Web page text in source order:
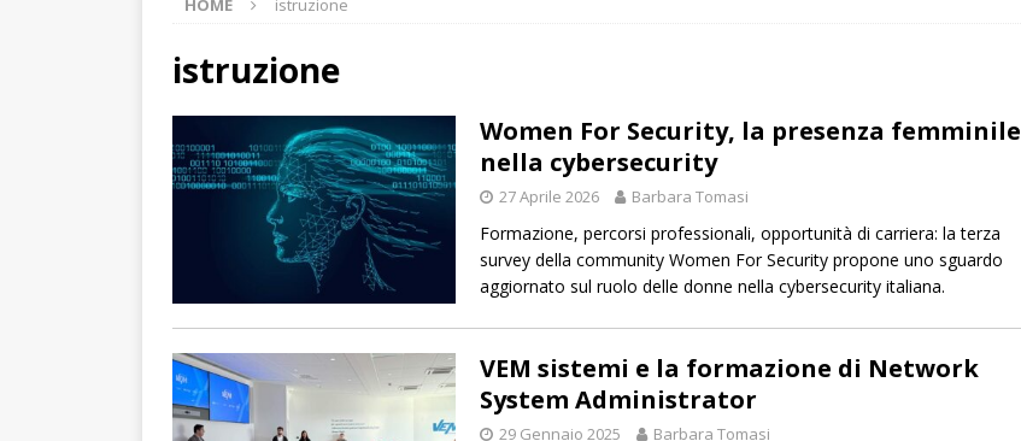
HOME istruzione
istruzione
Women For Security, la presenza femminile
nella cybersecurity
27 Aprile 2026 Barbara Tomasi
Formazione, percorsi professionali, opportunità di carriera: la terza
survey della community Women For Security propone uno sguardo
aggiornato sul ruolo delle donne nella cybersecurity italiana.
VEM sistemi e la formazione di Network
System Administrator
29 Gennaio 2025 Barbara Tomasi